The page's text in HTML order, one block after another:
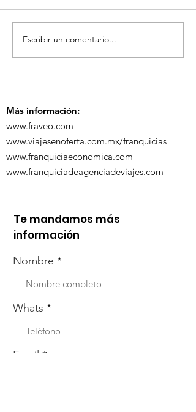
TourTravelynByFraveo
participó en la
Escribir un comentario...
Más información:
www.fraveo.com
www.viajesenoferta.com.mx/franquicias
www.franquiciaeconomica.com
www.franquiciadeagenciadeviajes.com
Te mandamos más
información
Nombre
Whats
Email